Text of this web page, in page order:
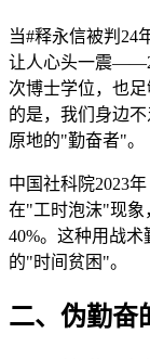
当#释永信被判24
让人心头一震
次博士学位，也
的是，我们身边
原地的"勤奋者"。
中国社科院2023
在"工时泡沫"现象
40%。这种用战
的"时间贫困"。
二、伪勤奋